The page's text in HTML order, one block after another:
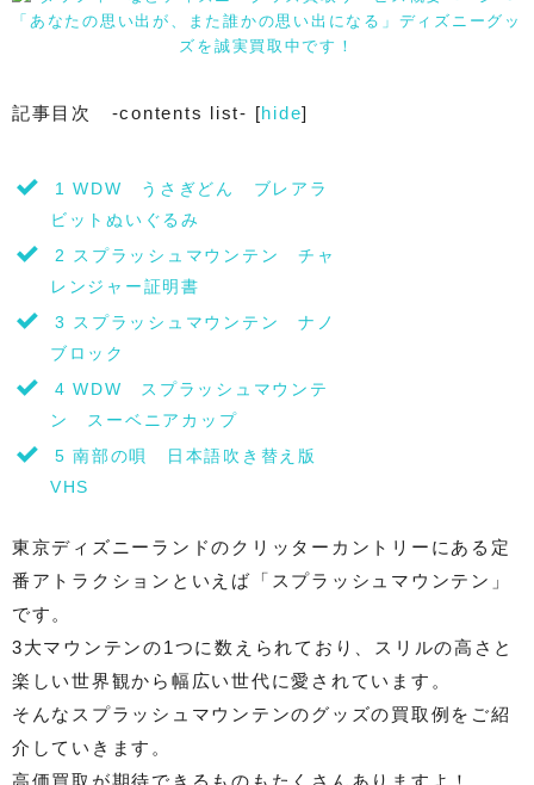
「あなたの思い出が、また誰かの思い出になる」ディズニーグッ
ズを誠実買取中です！
記事目次 -contents list- [hide]
1
WDW うさぎどん ブレアラ
ビットぬいぐるみ
2
スプラッシュマウンテン チャ
レンジャー証明書
3
スプラッシュマウンテン ナノ
ブロック
4 WDW スプラッシュマウンテ
ン スーベニアカップ
5 南部の唄 日本語吹き替え版
VHS
東京ディズニーランドのクリッターカントリーにある定
番アトラクションといえば「スプラッシュマウンテン」
です。
3大マウンテンの1つに数えられており、スリルの高さと
楽しい世界観から幅広い世代に愛されています。
そんなスプラッシュマウンテンのグッズの買取例をご紹
介していきます。